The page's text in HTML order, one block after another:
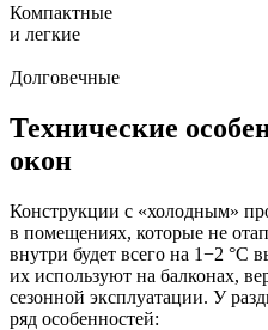
Компактные
и легкие
Долговечные
Технические
окон
Конструкции с «холодным»
в помещениях, которые не
внутри будет всего на 1−2
их используют на балконах,
сезонной эксплуатации. У
ряд особенностей: